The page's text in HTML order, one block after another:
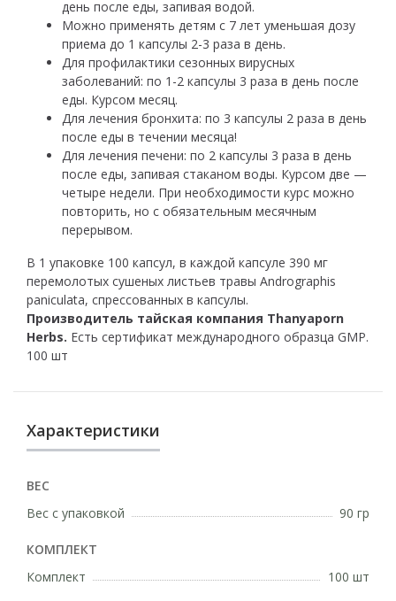
день после еды, запивая водой.
Можно применять детям с 7 лет уменьшая дозу
приема до 1 капсулы 2-3 раза в день.
Для профилактики сезонных вирусных
заболеваний: по 1-2 капсулы 3 раза в день после
еды. Курсом месяц.
Для лечения бронхита: по 3 капсулы 2 раза в день
после еды в течении месяца!
Для лечения печени: по 2 капсулы 3 раза в день
после еды, запивая стаканом воды. Курсом две —
четыре недели. При необходимости курс можно
повторить, но с обязательным месячным
перерывом.
В 1 упаковке 100 капсул, в каждой капсуле 390 мг
перемолотых сушеных листьев травы Andrographis
paniculata, спрессованных в капсулы.
Производитель тайская компания Thanyaporn
Herbs. Есть сертификат международного образца GMP.
100 шт
Характеристики
ВЕС
Вес с упаковкой
90 гр
КОМПЛЕКТ
Комплект
100 шт